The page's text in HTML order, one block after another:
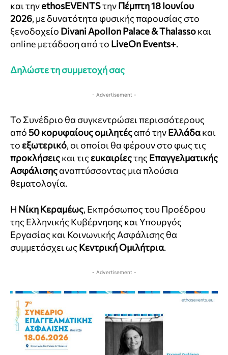
και τηνethosEVENTSτηνΠέμπτη 18 Ιουνίου
2026, με δυνατότητα φυσικής παρουσίας στο
ξενοδοχείο Divani Apollon Palace & Thalassoκαι
online μετάδοση από το LiveOn Events+.
Δηλώστε τη συμμετοχή σας
- Advertisement -
Το Συνέδριο θα συγκεντρώσει περισσότερους
από50 κορυφαίους ομιλητέςαπό τηνΕλλάδακαι
το εξωτερικό, οι οποίοι θα φέρουν στο φως τις
προκλήσειςκαι τις ευκαιρίεςτης Επαγγελματικής
Ασφάλισηςαναπτύσσοντας μια πλούσια
θεματολογία.
Η Νίκη Κεραμέως, Εκπρόσωπος του Προέδρου
της Ελληνικής Κυβέρνησης και Υπουργός
Εργασίας και Κοινωνικής Ασφάλισης θα
συμμετάσχει ως Κεντρική Ομιλήτρια.
- Advertisement -